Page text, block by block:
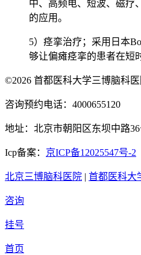
中、高频电、短波、磁疗
的应用。
5）痉挛治疗；采用日本
够让偏瘫痉挛的患者在短
©2026 首都医科大学三博脑科
咨询预约电话：4000655120
地址：北京市朝阳区东坝中路
Icp备案： 京ICP备12025547号-2
北京三博脑科医院 | 首都医科大
咨询
挂号
首页